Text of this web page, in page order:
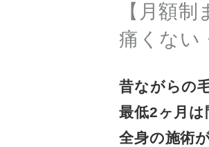
【月額
痛くない
昔ながらの
最低2ヶ月
全身の施術